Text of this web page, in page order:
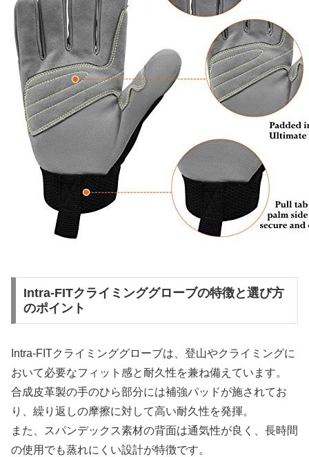
Intra-FITクライミンググローブの特徴と選び方
のポイント
Intra-FITクライミンググローブは、登山やクライミングに
おいて必要なフィット感と耐久性を兼ね備えています。
合成皮革製の手のひら部分には補強パッドが施されてお
り、繰り返しの摩擦に対して高い耐久性を発揮。
また、スパンデックス素材の背面は通気性が良く、長時間
の使用でも蒸れにくい設計が特徴です。